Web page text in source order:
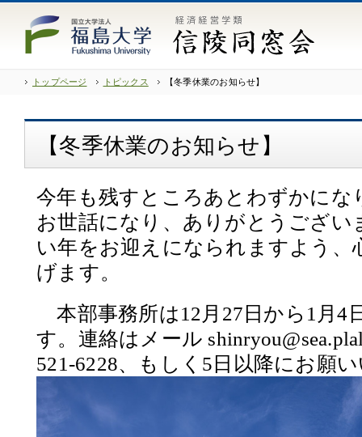
トップページ トピックス 【冬季休業のお知らせ】
【冬季休業のお知らせ】
今年も残すところあとわずかにな
お世話になり、ありがとうござい
い年をお迎えになられますよう、
げます。
本部事務所は12月27日から1月4
す。連絡はメール
521-6228、もしく5日以降にお願